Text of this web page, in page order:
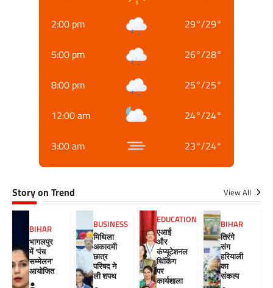
2:00 pm 29°/29°
5:00 pm 26°/28°
8:00 pm 25°/25°
12:00 am 24°/24°
3:00 am 23°/24°
Story on Trend View All
BIHAR
भागलपुर
में ‘पंच
सम्मेलन’
आयोजित
BUSINESS
मिथिला
अकादमी
छात्र
परिषद ने
ली शपथ
EDUCATION
एआई
और
कंप्यूटेशनल
थिंकिंग
पर
कार्यशाला
BIHAR
तिरंगे
संग
हरियाली
का
संकल्प